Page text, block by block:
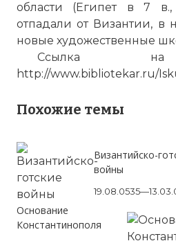
области (Египет в 7
отпадали от Византии, в
новые художественные
Ссылка на
http://www.bibliotekar.ru/
Похожие темы
Византийско-
войны
Основание
Константинополя